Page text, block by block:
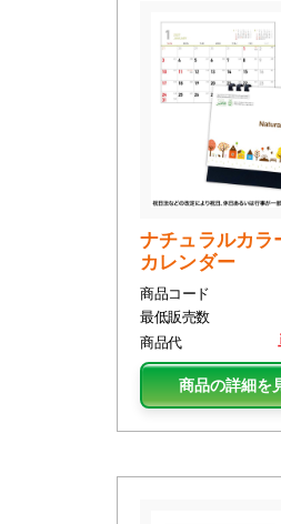
ナチュラルカラ
カレンダー
商品コード
最低販売数
商品代
商品の詳細を